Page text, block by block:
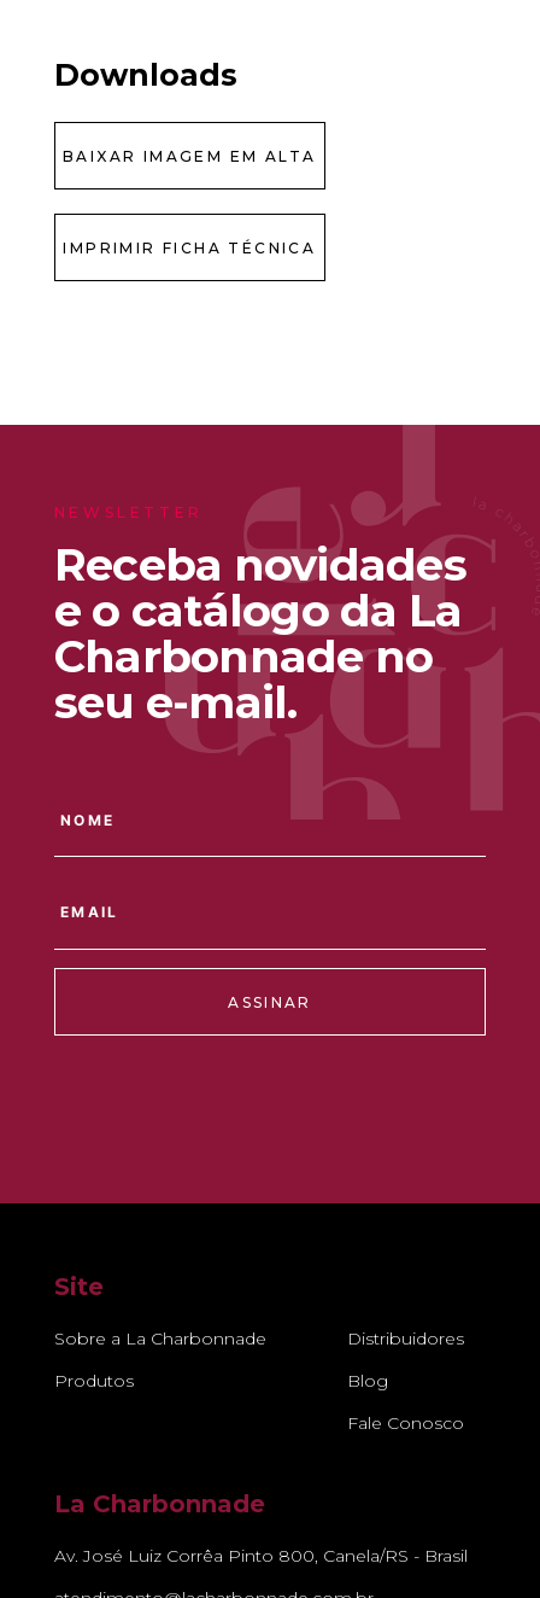
Downloads
BAIXAR IMAGEM EM ALTA
IMPRIMIR FICHA TÉCNICA
NEWSLETTER
Receba novidades
e o catálogo da La
Charbonnade no
seu e-mail.
ASSINAR
Site
Sobre a La Charbonnade
Produtos
Distribuidores
Blog
Fale Conosco
La Charbonnade
Av. José Luiz Corrêa Pinto 800, Canela/RS - Brasil